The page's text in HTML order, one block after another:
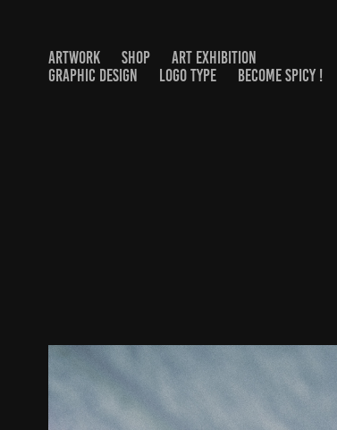
ARTWORK SHOP
ART EXHIBITION
GRAPHIC DESIGN
LOGO TYPE BECOME SPICY !